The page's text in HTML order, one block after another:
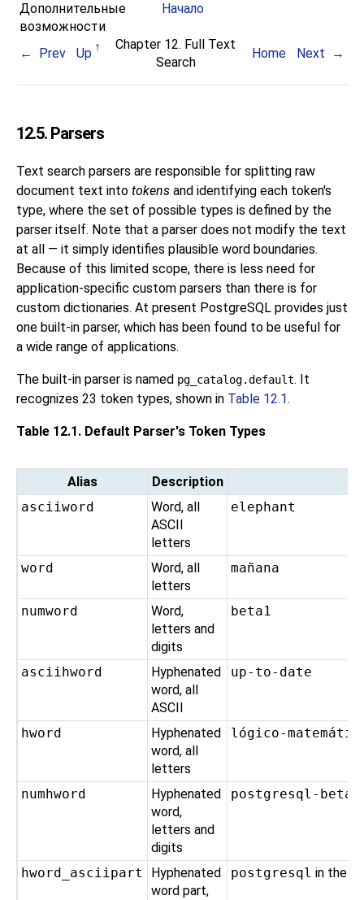
Дополнительные
возможности
Начало
Prev Up
Chapter 12. Full Text
Search
Home Next
12.5. Parsers
Text search parsers are responsible for splitting raw
document text into tokens and identifying each token's
type, where the set of possible types is defined by the
parser itself. Note that a parser does not modify the text
at all — it simply identifies plausible word boundaries.
Because of this limited scope, there is less need for
application-specific custom parsers than there is for
custom dictionaries. At present PostgreSQL provides just
one built-in parser, which has been found to be useful for
a wide range of applications.
The built-in parser is named pg_catalog.default. It
recognizes 23 token types, shown in Table 12.1.
Table 12.1. Default Parser's Token Types
Alias
Description
asciiword
Word, all
ASCII
letters
elephant
word
Word, all
letters
mañana
numword
Word,
letters and
digits
beta1
asciihword
Hyphenated
word, all
ASCII
up-to-date
hword
Hyphenated
word, all
letters
lógico-
numhword
Hyphenated
word,
letters and
digits
postgresql-beta1
hword_asciipart
Hyphenated
word part,
postgresql in the